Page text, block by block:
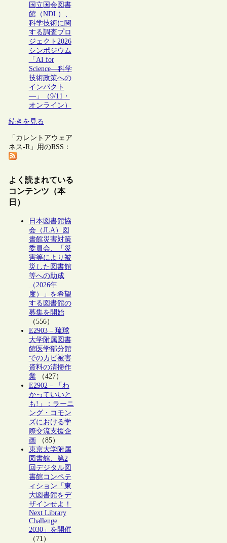
国立国会図書
館（NDL）、
科学技術に関
する調査プロ
ジェクト2026
シンポジウム
「AI for
Science―科学
技術政策への
インパクト
―」（9/11・
オンライン）
続きを見る
「カレントアウェア
ネス-R」用のRSS：
よく読まれている
コンテンツ（本
日）
日本図書館協
会（JLA）図
書館災害対策
委員会、「災
害等により被
災した図書館
等への助成
（2026年
度）」を希望
する図書館の
募集を開始
（556）
E2903 – 琉球
大学附属図書
館医学部分館
でのカビ被害
資料の清掃作
業（427）
E2902 – 「わ
かっていいと
も!」：ラーニ
ング・コモン
ズにおける学
際交流支援企
画（85）
東京大学附属
図書館、第2
回デジタル図
書館コンペテ
ィション「東
大図書館をデ
ザインせよ！
Next Library
Challenge
2030」を開催
（71）